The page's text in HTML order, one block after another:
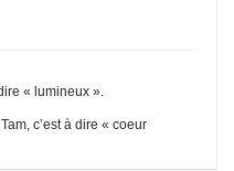
« lumineux ».
c’est à dire « coeur